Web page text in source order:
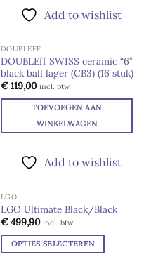
productpagina
product
variaties.
Deze
optie
kan
gekozen
productpagina
Add to wishlist
Add to
wishlist
DOUBLEFF
DOUBLEff SWISS ceramic “6”
black ball lager (CB3) (16 stuk)
€119,00 incl. btw
TOEVOEGEN AAN
WINKELWAGEN
Add to wishlist
UITVERKOCHT
LGO
LGO Ultimate Black/Black
€499,90 incl. btw
OPTIES SELECTEREN